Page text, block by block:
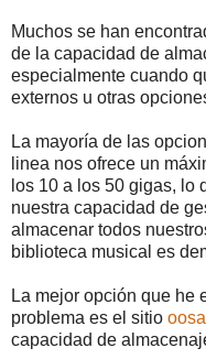
Muchos se han
de la capacidad de
especialmente cuando
externos u otras
La mayoría de las
linea nos ofrece un
los 10 a los 50 gigas, lo
nuestra capacidad de
almacenar todos
biblioteca musical es
La mejor opción que he
problema es el sitio
capacidad de